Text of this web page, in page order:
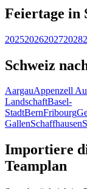
Feiertage in
2025202620272028
Schweiz
AargauAppenzell
LandschaftBasel-
StadtBernFribourg
GallenSchaffhausen
Importiere
Teamplan